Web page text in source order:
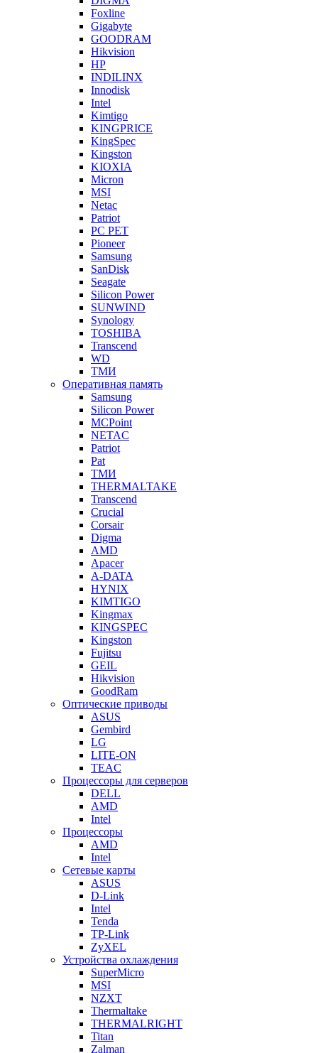
Foxline
Gigabyte
GOODRAM
Hikvision
HP
INDILINX
Innodisk
Intel
Kimtigo
KINGPRICE
KingSpec
Kingston
KIOXIA
Micron
MSI
Netac
Patriot
PC PET
Pioneer
Samsung
SanDisk
Seagate
Silicon Power
SUNWIND
Synology
TOSHIBA
Transcend
WD
ТМИ
Оперативная память
Samsung
Silicon Power
MCPoint
NETAC
Patriot
Pat
ТМИ
THERMALTAKE
Transcend
Crucial
Corsair
Digma
AMD
Apacer
A-DATA
HYNIX
KIMTIGO
Kingmax
KINGSPEC
Kingston
Fujitsu
GEIL
Hikvision
GoodRam
Оптические приводы
ASUS
Gembird
LG
LITE-ON
TEAC
Процессоры для серверов
DELL
AMD
Intel
Процессоры
AMD
Intel
Сетевые карты
ASUS
D-Link
Intel
Tenda
TP-Link
ZyXEL
Устройства охлаждения
SuperMicro
MSI
NZXT
Thermaltake
THERMALRIGHT
Titan
Zalman